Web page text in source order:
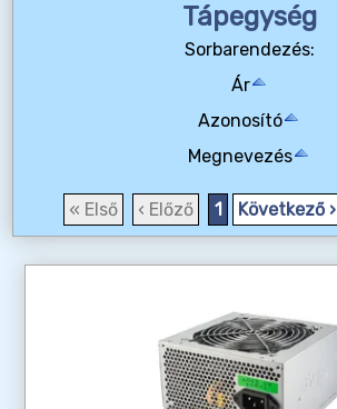
Tápegység
Sorbarendezés:
Ár
Azonosító
Megnevezés
« Első ‹ Előző 1 Következő ›